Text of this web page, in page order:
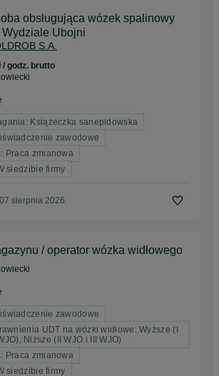
obsługująca wózek spalinowy
Wydziale Ubojni
S.A.
/ godz. brutto
Książeczka sanepidowska
zawodowe
Praca zmianowa
siedzibie firmy
sierpnia 2026
/ operator wózka widłowego
zawodowe
UDT na wózki widłowe: Wyższe (I
Niższe (II WJO i III WJO)
Praca zmianowa
siedzibie firmy